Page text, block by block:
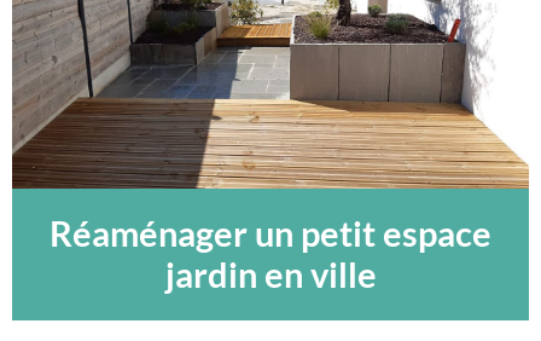
Réaménager un petit espace
jardin en ville